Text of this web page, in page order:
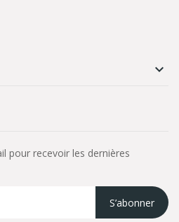

pour recevoir les dernières
S’abonner